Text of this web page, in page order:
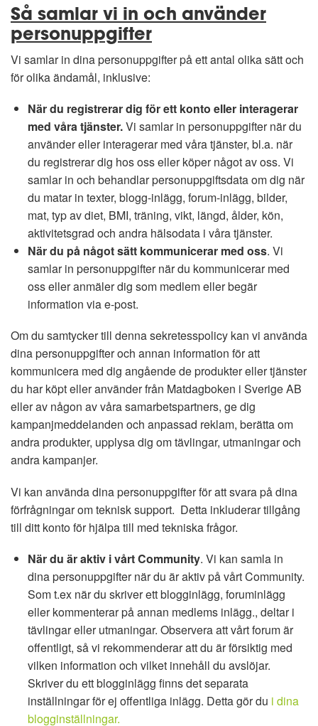
Så samlar vi in och använder
personuppgifter
Vi samlar in dina personuppgifter på ett antal olika sätt och
för olika ändamål, inklusive:
När du registrerar dig för ett konto eller interagerar
med våra tjänster.Vi samlar in personuppgifter när du
använder eller interagerar med våra tjänster, bl.a. när
du registrerar dig hos oss eller köper något av oss. Vi
samlar in och behandlar personuppgiftsdata om dig när
du matar in texter, blogg-inlägg, forum-inlägg, bilder,
mat, typ av diet, BMI, träning, vikt, längd, ålder, kön,
aktivitetsgrad och andra hälsodata i våra tjänster.
När du på något sätt kommunicerar med oss. Vi
samlar in personuppgifter när du kommunicerar med
oss eller anmäler dig som medlem eller begär
information via e-post.
Om du samtycker till denna sekretesspolicy kan vi använda
dina personuppgifter och annan information för att
kommunicera med dig angående de produkter eller tjänster
du har köpt eller använder från Matdagboken i Sverige AB
eller av någon av våra samarbetspartners, ge dig
kampanjmeddelanden och anpassad reklam, berätta om
andra produkter, upplysa dig om tävlingar, utmaningar och
andra kampanjer.
Vi kan använda dina personuppgifter för att svara på dina
förfrågningar om teknisk support. Detta inkluderar tillgång
till ditt konto för hjälpa till med tekniska frågor.
När du är aktiv i vårt Community. Vi kan samla in
dina personuppgifter när du är aktiv på vårt Community.
Som t.ex när du skriver ett blogginlägg, foruminlägg
eller kommenterar på annan medlems inlägg., deltar i
tävlingar eller utmaningar. Observera att vårt forum är
offentligt, så vi rekommenderar att du är försiktig med
vilken information och vilket innehåll du avslöjar.
Skriver du ett blogginlägg finns det separata
inställningar för ej offentliga inlägg. Detta gör du i dina
blogginställningar.